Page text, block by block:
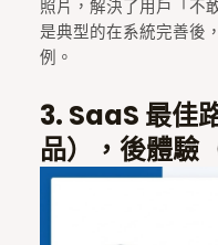
照片，解決了用戶「不
是典型的在系統完善後
例。
3. SaaS 最佳
品），後體驗